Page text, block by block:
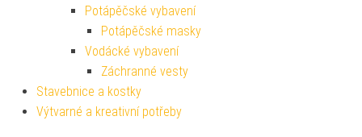
Potápěčské vybavení
Potápěčské masky
Vodácké vybavení
Záchranné vesty
Stavebnice a kostky
Výtvarné a kreativní potřeby